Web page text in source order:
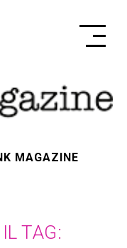
MAGAZINE
TAG: